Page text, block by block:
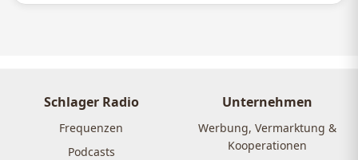
Schlager Radio
Frequenzen
Podcasts
Unternehmen
Werbung, Vermarktung &
Kooperationen